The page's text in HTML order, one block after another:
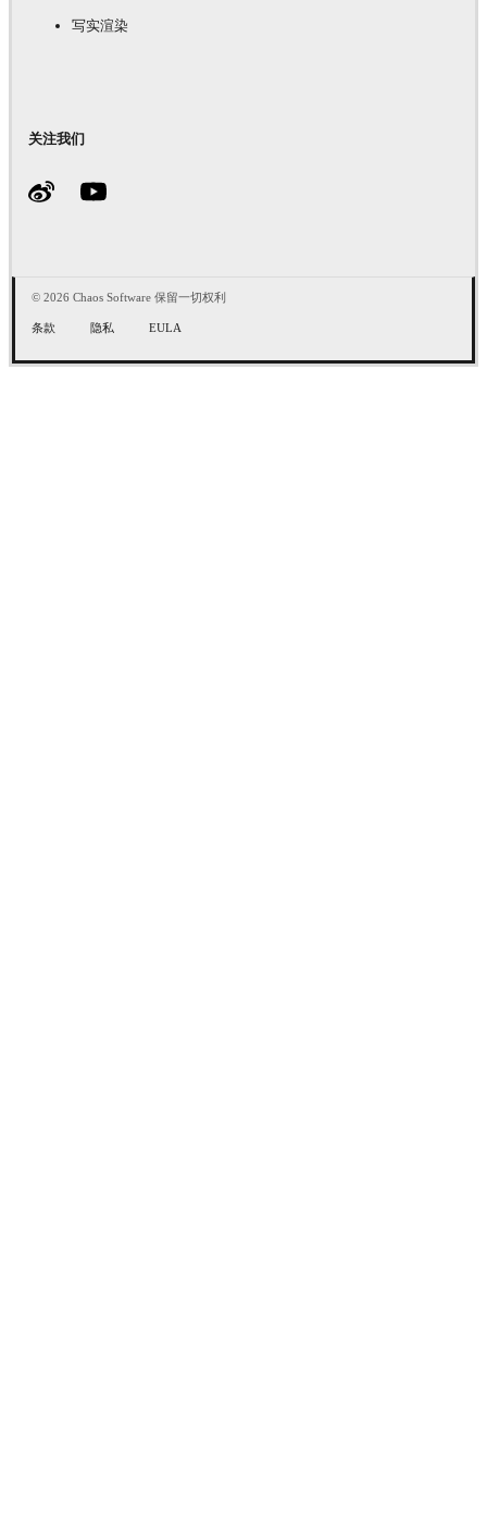
写实渲染
关注我们
© 2026 Chaos Software 保留一切权利
条款 隐私 EULA